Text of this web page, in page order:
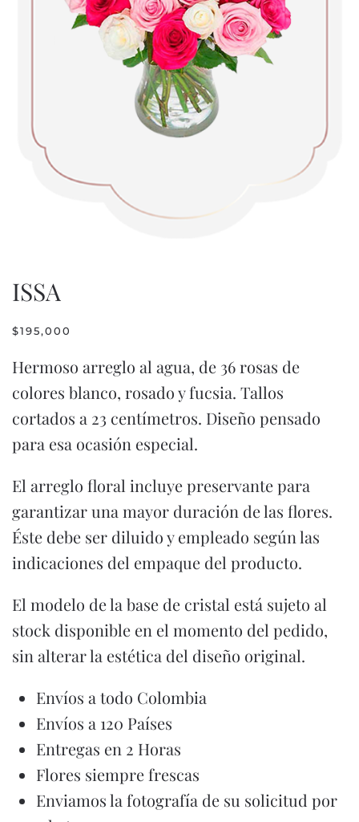
ISSA
$195,000
Hermoso arreglo al agua, de 36 rosas de
colores blanco, rosado y fucsia. Tallos
cortados a 23 centímetros. Diseño pensado
para esa ocasión especial.
El arreglo floral incluye preservante para
garantizar una mayor duración de las flores.
Éste debe ser diluido y empleado según las
indicaciones del empaque del producto.
El modelo de la base de cristal está sujeto al
stock disponible en el momento del pedido,
sin alterar la estética del diseño original.
Envíos a todo Colombia
Envíos a 120 Países
Entregas en 2 Horas
Flores siempre frescas
Enviamos la fotografía de su solicitud por